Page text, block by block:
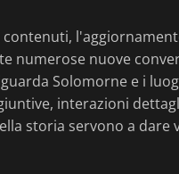
contenuti,
numerose nuove
Solomorne e i
interazioni
storia servono a